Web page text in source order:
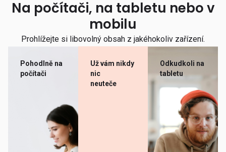
Na počítači, na tabletu nebo v
mobilu
Prohlížejte si libovolný obsah z jakéhokoliv zařízení.
Pohodlně na
počítači
Už vám nikdy
nic
neuteče
Odkudkoli na
tabletu